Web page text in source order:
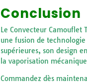
Conclusion
Le Convecteur
une fusion de
supérieures, son design
la vaporisation
Commandez dès